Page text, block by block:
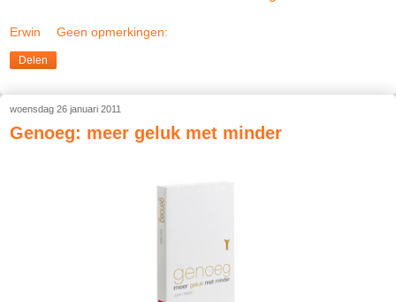
Erwin Geen opmerkingen:
Delen
woensdag 26 januari 2011
Genoeg: meer geluk met minder